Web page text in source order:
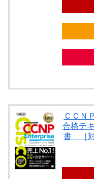
ＣＣＮ
合格テ
書 ［対